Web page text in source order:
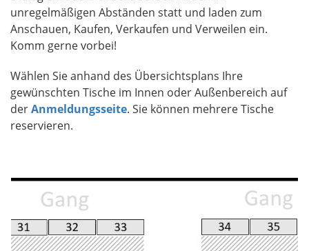
unregelmäßigen Abständen statt und laden zum
Anschauen, Kaufen, Verkaufen und Verweilen ein.
Komm gerne vorbei!
Wählen Sie anhand des Übersichtsplans Ihre
gewünschten Tische im Innen oder Außenbereich auf
derAnmeldungsseite. Sie können mehrere Tische
reservieren.